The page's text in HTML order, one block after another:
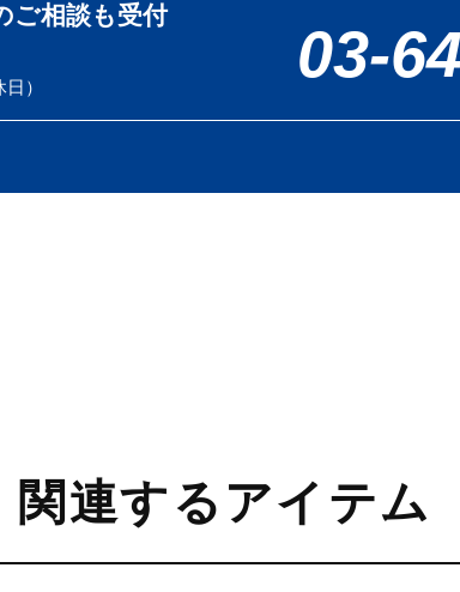
ご相談も受付
） 03-
関連するアイテム